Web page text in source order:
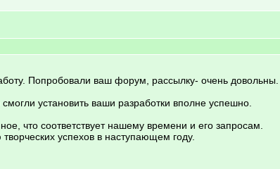
Попробовали ваш форум, рассылку- очень довольны.
установить ваши разработки вполне успешно.
что соответствует нашему времени и его запросам.
успехов в наступающем году.